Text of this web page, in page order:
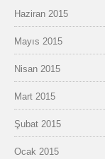
Haziran 2015
Mayıs 2015
Nisan 2015
Mart 2015
Şubat 2015
Ocak 2015